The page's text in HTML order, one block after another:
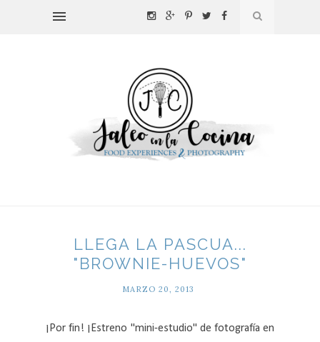
LLEGA LA PASCUA...
"BROWNIE-HUEVOS"
MARZO 20, 2013
¡Por fin! ¡Estreno "mini-estudio" de fotografía en